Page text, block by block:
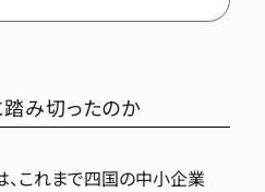
み切ったのか
これまで四国の中小企業